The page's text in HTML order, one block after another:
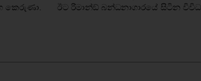
කෙරුණා. ඊට රිමාන්ඞ් බන්ධනාගාරයේ සිටින විවිධ